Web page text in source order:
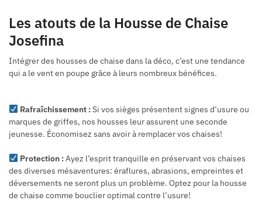
Les atouts de la Housse de Chaise
Josefina
Intégrer des housses de chaise dans la déco, c’est une tendance
qui a le vent en poupe grâce à leurs nombreux bénéfices.
Rafraîchissement :Si vos sièges présentent signes d’usure ou
marques de griffes, nos housses leur assurent une seconde
jeunesse. Économisez sans avoir à remplacer vos chaises!
Protection :Ayez l’esprit tranquille en préservant vos chaises
des diverses mésaventures: éraflures, abrasions, empreintes et
déversements ne seront plus un problème. Optez pour la housse
de chaise comme bouclier optimal contre l’usure!